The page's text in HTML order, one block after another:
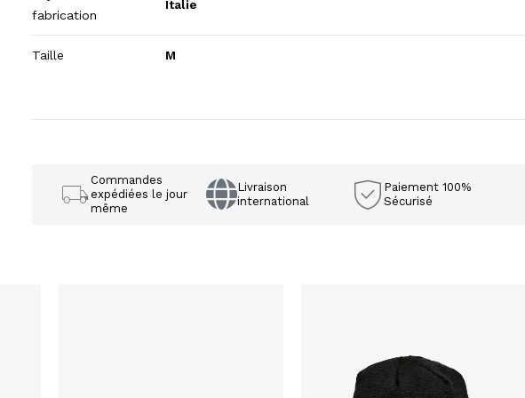
fabrication
Italie
Taille M
Commandes
expédiées le jour
même
Livraison
international
Paiement 100%
Sécurisé